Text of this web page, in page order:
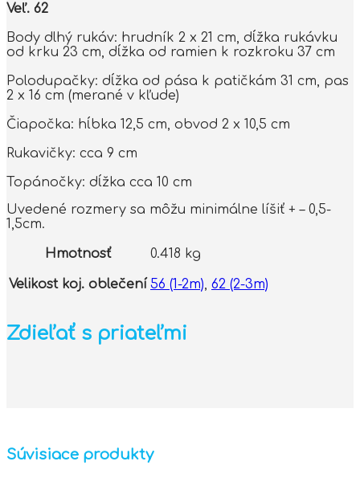
Veľ. 62
Body dlhý rukáv: hrudník 2 x 21 cm, dĺžka rukávku
od krku 23 cm, dĺžka od ramien k rozkroku 37 cm
Polodupačky: dĺžka od pása k patičkám 31 cm, pas
2 x 16 cm (merané v kľude)
Čiapočka: hĺbka 12,5 cm, obvod 2 x 10,5 cm
Rukavičky: cca 9 cm
Topánočky: dĺžka cca 10 cm
Uvedené rozmery sa môžu minimálne líšiť + – 0,5-
1,5cm.
Hmotnosť 0.418 kg
Velikost koj. oblečení 56 (1-2m), 62 (2-3m)
Zdieľať s priateľmi
Súvisiace produkty